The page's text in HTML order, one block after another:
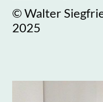
© Walter
2025